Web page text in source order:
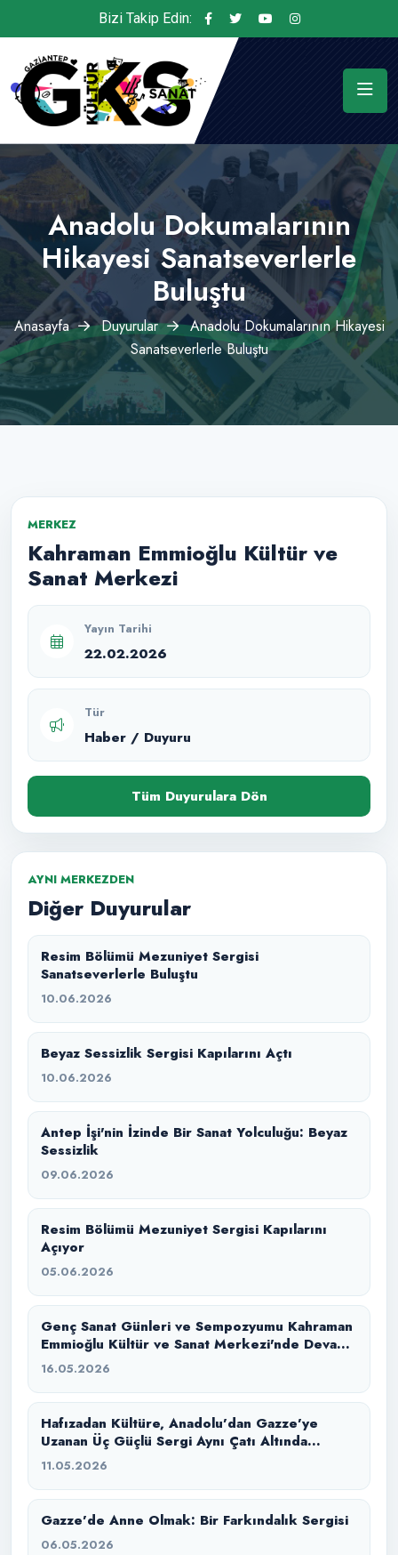
Bizi Takip Edin:
Anadolu Dokumalarının
Hikayesi Sanatseverlerle
Buluştu
Anasayfa Duyurular
Anadolu Dokumalarının Hikayesi
Sanatseverlerle Buluştu
MERKEZ
Kahraman Emmioğlu Kültür ve
Sanat Merkezi
Yayın Tarihi
22.02.2026
Tür
Haber / Duyuru
Tüm Duyurulara Dön
AYNI MERKEZDEN
Diğer Duyurular
Resim Bölümü Mezuniyet Sergisi
Sanatseverlerle Buluştu
10.06.2026
Beyaz Sessizlik Sergisi Kapılarını Açtı
10.06.2026
Antep İşi'nin İzinde Bir Sanat Yolculuğu: Beyaz
Sessizlik
09.06.2026
Resim Bölümü Mezuniyet Sergisi Kapılarını
Açıyor
05.06.2026
Genç Sanat Günleri ve Sempozyumu Kahraman
Emmioğlu Kültür ve Sanat Merkezi'nde Devam
Ediyor
16.05.2026
Hafızadan Kültüre, Anadolu’dan Gazze’ye
Uzanan Üç Güçlü Sergi Aynı Çatı Altında
Buluştu
11.05.2026
Gazze’de Anne Olmak: Bir Farkındalık Sergisi
06.05.2026